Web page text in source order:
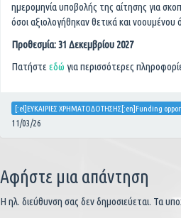
ημερομηνία υποβολής της αίτησης για
όσοι αξιολογήθηκαν θετικά και νοουμένου
Προθεσμία: 31 Δεκεμβρίου 2027
Πατήστε εδώ για περισσότερες
[:el]ΕΥΚΑΙΡΙΕΣ ΧΡΗΜΑΤΟΔΟΤΗΣΗΣ[:en]Funding
11/03/26
Αφήστε μια απάντηση
Η ηλ. διεύθυνση σας δεν δημοσιεύεται. Τα